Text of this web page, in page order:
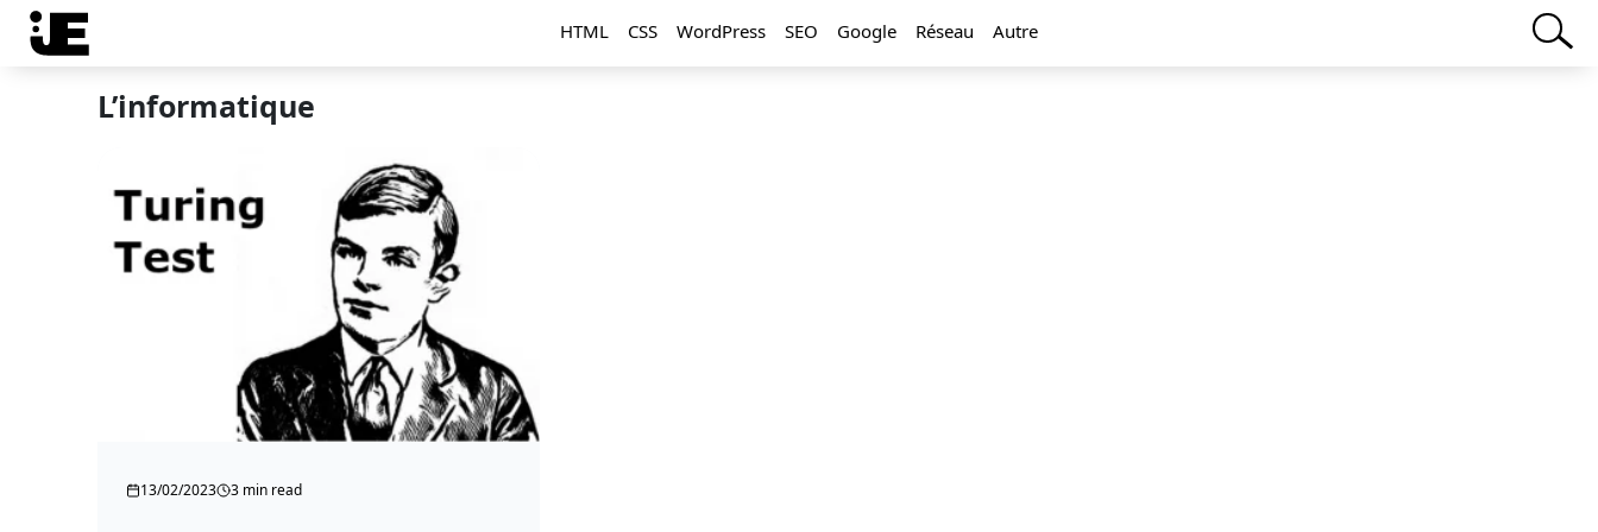
HTML CSS WordPress SEO Google Réseau Autre
L’informatique
13/02/2023 3 min read